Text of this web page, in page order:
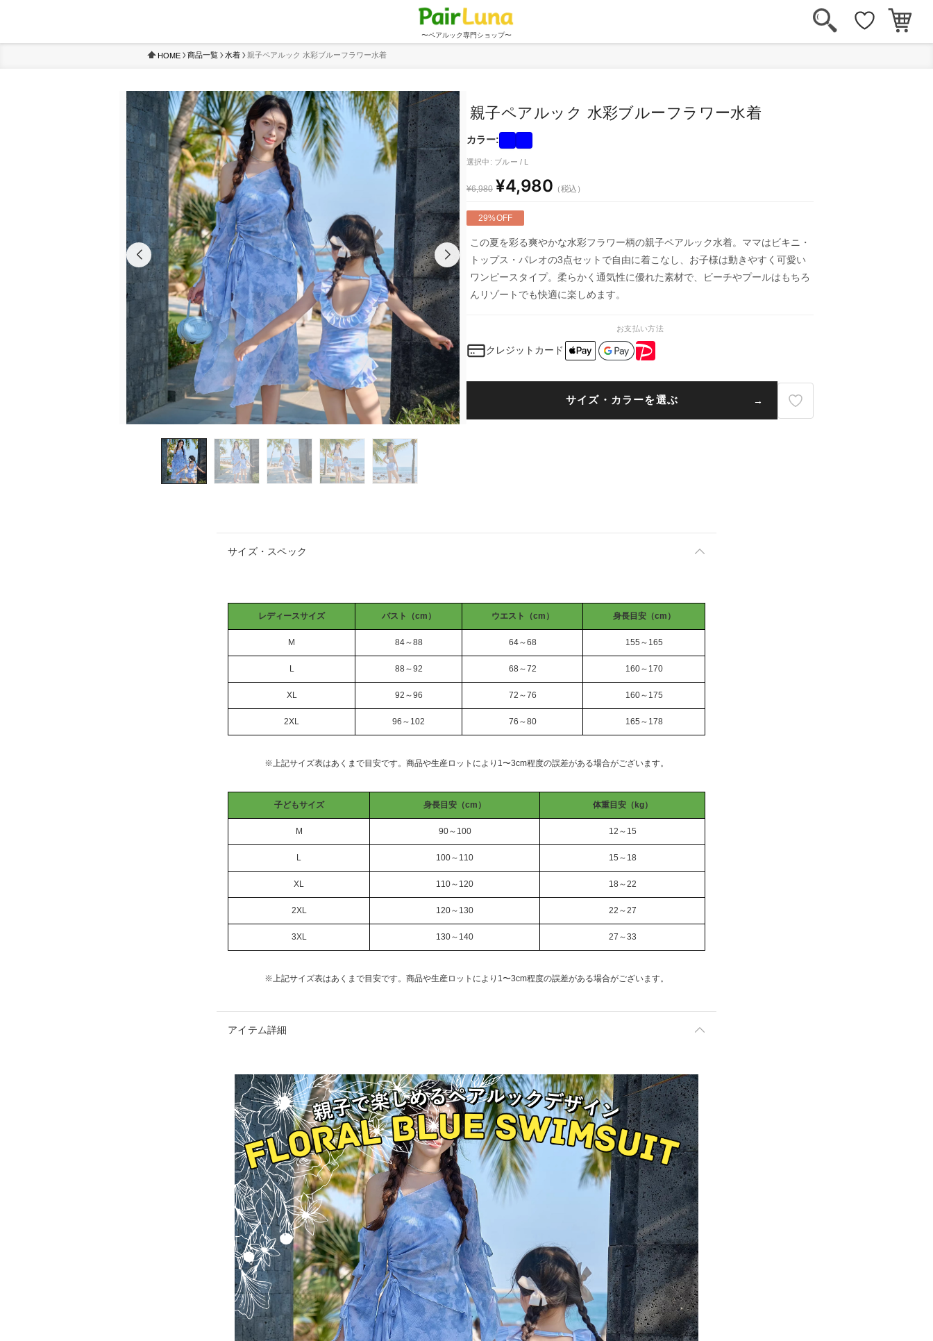
〜ペアルック専門ショップ〜
HOME 商品一覧 水着 親子ペアルック 水彩ブルーフラワー水着
親子ペアルック 水彩ブルーフラワー水着
カラー:
選択中: ブルー / L
¥6,980 ¥4,980 （税込）
29%OFF
この夏を彩る爽やかな水彩フラワー柄の親子ペアルック水着。ママはビキニ・
トップス・パレオの3点セットで自由に着こなし、お子様は動きやすく可愛い
ワンピースタイプ。柔らかく通気性に優れた素材で、ビーチやプールはもちろ
んリゾートでも快適に楽しめます。
お支払い方法
クレジットカード
サイズ・カラーを選ぶ
サイズ・スペック
レディースサイズ バスト（cm） ウエスト（cm） 身長目安（cm）
M 84～88 64～68 155～165
L 88～92 68～72 160～170
XL 92～96 72～76 160～175
2XL 96～102 76～80 165～178
※上記サイズ表はあくまで目安です。商品や生産ロットにより1〜3cm程度の誤差がある場合がございます。
子どもサイズ 身長目安（cm） 体重目安（kg）
M 90～100 12～15
L 100～110 15～18
XL 110～120 18～22
2XL 120～130 22～27
3XL 130～140 27～33
※上記サイズ表はあくまで目安です。商品や生産ロットにより1〜3cm程度の誤差がある場合がございます。
アイテム詳細